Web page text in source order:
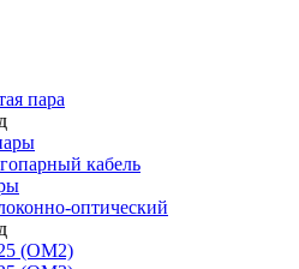
пара
кабель
оптический
(OM2)